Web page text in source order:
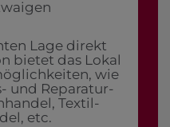
Lage direkt
bietet das Lokal
wie
und Reparatur-
Textil-
etc.